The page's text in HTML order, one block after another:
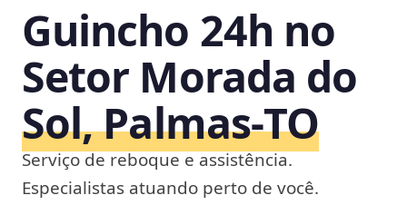
Guincho 24h no
Setor Morada do
Sol, Palmas‑TO
Serviço de reboque e assistência.
Especialistas atuando perto de você.